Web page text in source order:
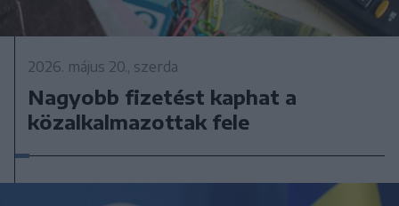
2026. május 20., szerda
Nagyobb fizetést kaphat a
közalkalmazottak fele